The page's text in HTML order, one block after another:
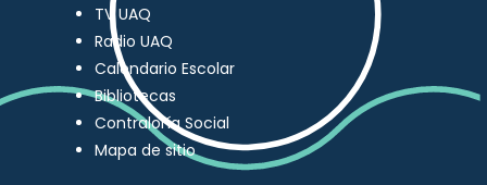
TV UAQ
Radio UAQ
Calendario Escolar
Bibliotecas
Contraloría Social
Mapa de sitio